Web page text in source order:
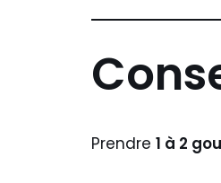
Prendre 1 à 2